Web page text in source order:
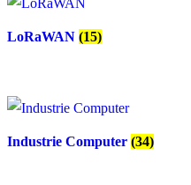
LoRaWAN (15)
Industrie Computer (34)